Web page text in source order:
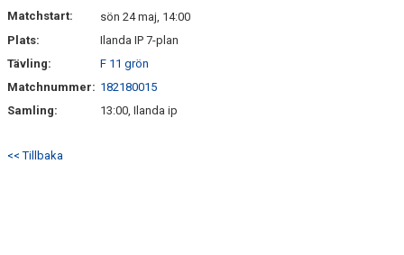
KONTAKT
Matchstart:
sön 24 maj, 14:00
Plats:
Ilanda IP 7-plan
Tävling:
F 11 grön
Matchnummer: 182180015
Samling:
13:00, Ilanda ip
<< Tillbaka